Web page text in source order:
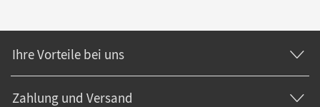
Ihre Vorteile bei uns
Zahlung und Versand